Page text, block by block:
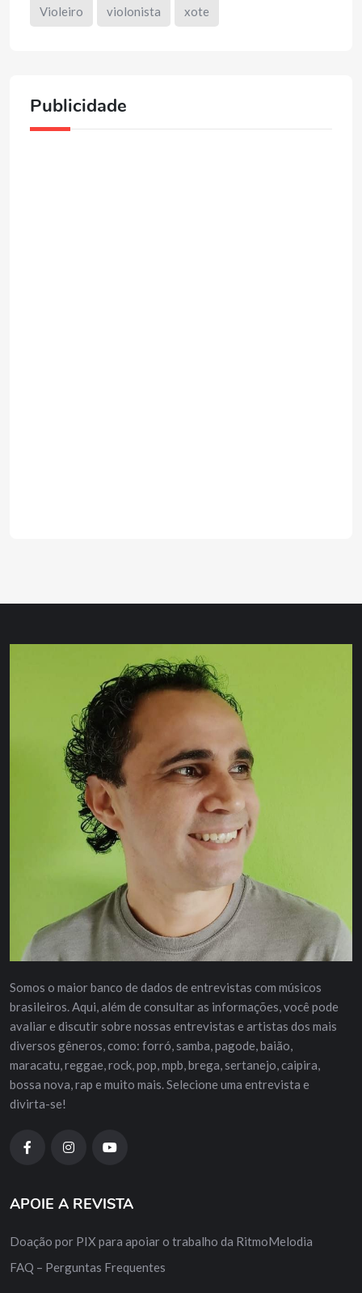
Violeiro violonista xote
Publicidade
Somos o maior banco de dados de entrevistas com músicos
brasileiros. Aqui, além de consultar as informações, você pode
avaliar e discutir sobre nossas entrevistas e artistas dos mais
diversos gêneros, como: forró, samba, pagode, baião,
maracatu, reggae, rock, pop, mpb, brega, sertanejo, caipira,
bossa nova, rap e muito mais. Selecione uma entrevista e
divirta-se!
APOIE A REVISTA
Doação por PIX para apoiar o trabalho da RitmoMelodia
FAQ – Perguntas Frequentes